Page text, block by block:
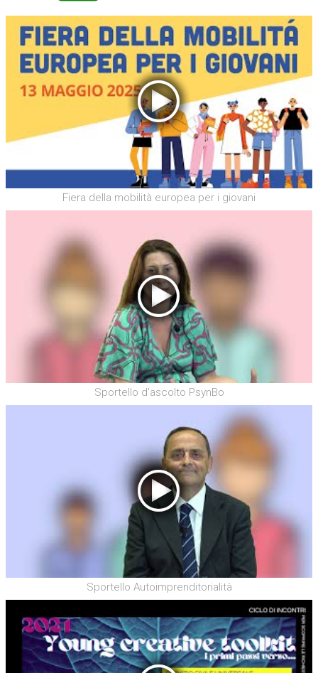
Fiera della mobilità europea per i giovani
Sportello d'ascolto PsynBo
Sportello Autoimprenditorialità